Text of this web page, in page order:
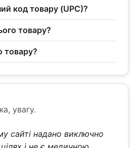
код товару (UPC)?
товару?
товару?
увагу.
сайті надано виключно